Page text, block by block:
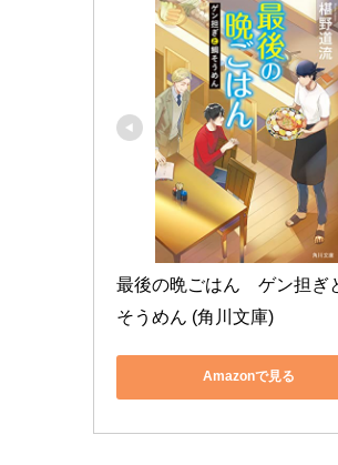
最後の晩ごはん　ゲン担ぎ
そうめん (角川文庫)
Amazonで見る